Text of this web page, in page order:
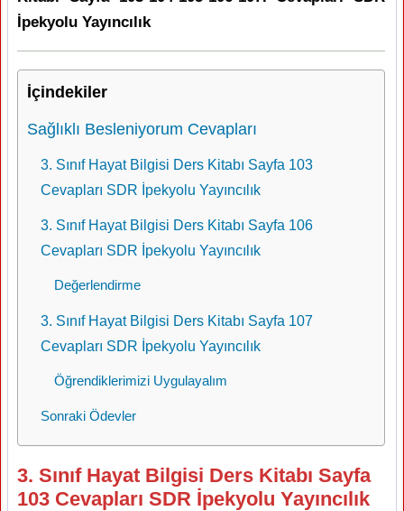
İpekyolu Yayıncılık
İçindekiler
Sağlıklı Besleniyorum Cevapları
3. Sınıf Hayat Bilgisi Ders Kitabı Sayfa 103
Cevapları SDR İpekyolu Yayıncılık
3. Sınıf Hayat Bilgisi Ders Kitabı Sayfa 106
Cevapları SDR İpekyolu Yayıncılık
Değerlendirme
3. Sınıf Hayat Bilgisi Ders Kitabı Sayfa 107
Cevapları SDR İpekyolu Yayıncılık
Öğrendiklerimizi Uygulayalım
Sonraki Ödevler
3. Sınıf Hayat Bilgisi Ders Kitabı Sayfa
103 Cevapları SDR İpekyolu Yayıncılık